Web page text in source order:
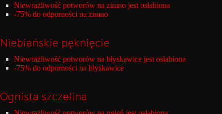
Niewrażliwość potworów na zimno jest osłabiona
-75% do odporności na zimno
Niebiańskie pęknięcie
Niewrażliwość potworów na błyskawice jest osłabiona
-75% do odporności na błyskawice
Ognista szczelina